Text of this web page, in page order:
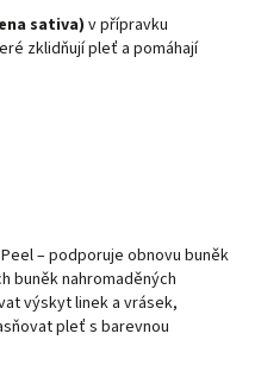
sativa) v přípravku
zklidňují pleť a pomáhají
– podporuje obnovu buněk
buněk nahromaděných
výskyt linek a vrásek,
pleť s barevnou